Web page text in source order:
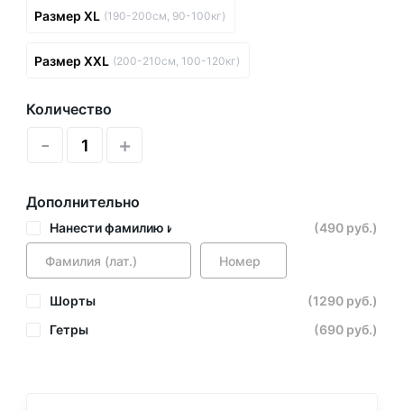
Размер XL (190-200см, 90-100кг)
Размер XXL (200-210см, 100-120кг)
Количество
- +
Дополнительно
Нанести фамилию и номер (490 руб.)
Шорты
(1290 руб.)
Гетры
(690 руб.)